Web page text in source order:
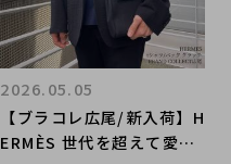
【ブラコレ広尾/新入荷】H
ERMÈS 世代を超えて愛さ
2026.05.05